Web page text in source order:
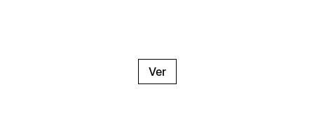
Ver